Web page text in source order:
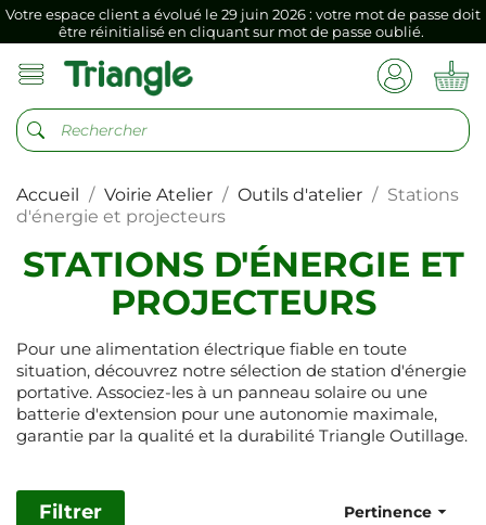
Votre espace client a évolué le 29 juin 2026 : votre mot de passe doit
être réinitialisé en cliquant sur mot de passe oublié.
Si vous aviez mémorisé votre précédent mot de passe dans votre
navigateur internet, il doit être réenregistré à la première connexion
Votre espace client a évolué le 29 juin 2026 : votre mot de passe doit
être réinitialisé en cliquant sur mot de passe oublié.
Si vous aviez mémorisé votre précédent mot de passe dans votre
navigateur internet, il doit être réenregistré à la première connexion
vers votre nouvel espace client.
Accueil Voirie Atelier Outils d'atelier
Stations
d'énergie et projecteurs
STATIONS D'ÉNERGIE ET
PROJECTEURS
Pour une alimentation électrique fiable en toute
situation, découvrez notre sélection de station d'énergie
portative. Associez-les à un panneau solaire ou une
batterie d'extension pour une autonomie maximale,
garantie par la qualité et la durabilité Triangle Outillage.
Filtrer Pertinence